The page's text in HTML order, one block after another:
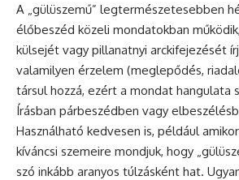
A „gülüszemű” legtermészetesebben
élőbeszéd közeli mondatokban
külsejét vagy pillanatnyi arckifejezését
valamilyen érzelem (meglepődés,
társul hozzá, ezért a mondat hangulata
Írásban párbeszédben vagy
Használható kedvesen is, például
kíváncsi szemeire mondjuk, hogy
szó inkább aranyos túlzásként hat.